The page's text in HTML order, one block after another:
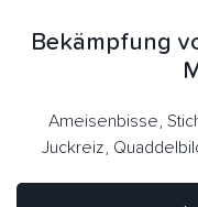
Bekämpfung
Ameisenbisse,
Juckreiz,